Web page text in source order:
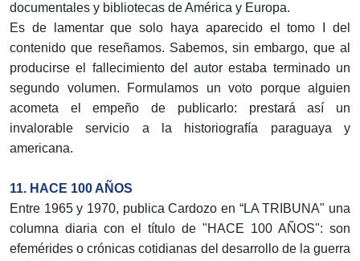
documentales y bibliotecas de América y Europa.
Es de lamentar que solo haya aparecido el tomo I del
contenido que reseñamos. Sabemos, sin embargo, que al
producirse el fallecimiento del autor estaba terminado un
segundo volumen. Formulamos un voto porque alguien
acometa el empeño de publicarlo: prestará así un
invalorable servicio a la historiografía paraguaya y
americana.
11. HACE 100 AÑOS
Entre 1965 y 1970, publica Cardozo en “LA TRIBUNA" una
columna diaria con el título de "HACE 100 AÑOS": son
efemérides o crónicas cotidianas del desarrollo de la guerra